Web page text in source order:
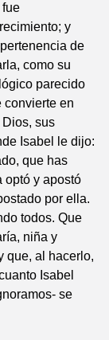
fue
y
de
como su
parecido
convierte en
sus
Isabel le dijo:
que has
optó y apostó
por ella.
todos. Que
niña y
que, al hacerlo,
Isabel
se